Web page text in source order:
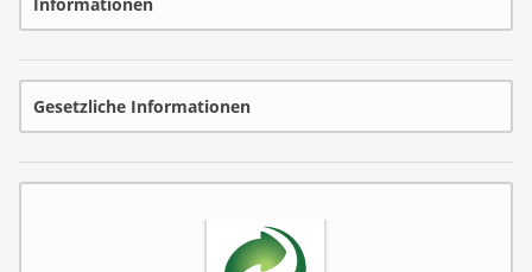
Gesetzliche Informationen